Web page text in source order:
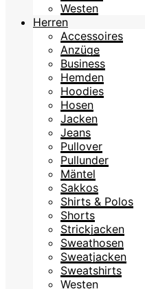
Westen
Herren
Accessoires
Anzüge
Business
Hemden
Hoodies
Hosen
Jacken
Jeans
Pullover
Pullunder
Mäntel
Sakkos
Shirts & Polos
Shorts
Strickjacken
Sweathosen
Sweatjacken
Sweatshirts
Westen